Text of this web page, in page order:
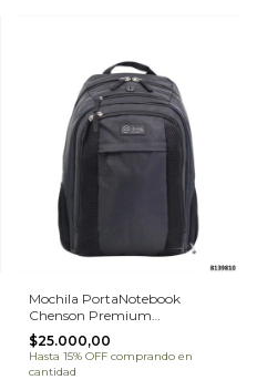
Mochila PortaNotebook
Chenson Premium
LIQUIDACION (8139810)
$25.000,00
Hasta 15% OFF comprando en
cantidad